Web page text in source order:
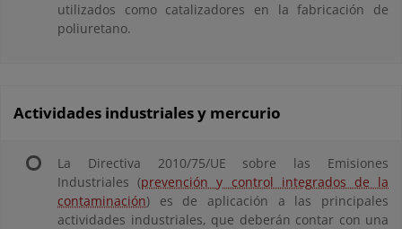
utilizados como catalizadores en la fabricación de
poliuretano.
Actividades industriales y mercurio
La Directiva 2010/75/UE sobre las Emisiones
Industriales (prevención y control integrados de la
contaminación) es de aplicación a las principales
actividades industriales, que deberán contar con una